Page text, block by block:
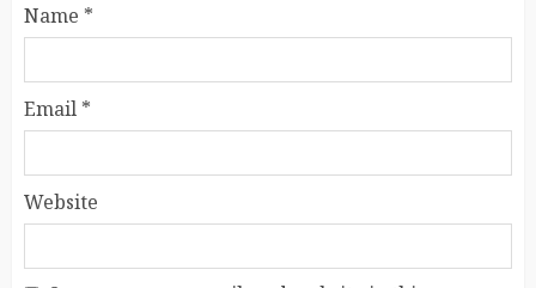
Name *
Email *
Website